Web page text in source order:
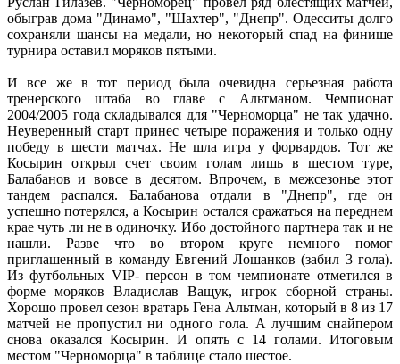
обыграв дома "Динамо", "Шахтер", "Днепр". Одесситы долго
сохраняли шансы на медали, но некоторый спад на финише
турнира оставил моряков пятыми.
И все же в тот период была очевидна серьезная работа
тренерского штаба во главе с Альтманом. Чемпионат
2004/2005 года складывался для "Черноморца" не так удачно.
Неуверенный старт принес четыре поражения и только одну
победу в шести матчах. Не шла игра у форвардов. Тот же
Косырин открыл счет своим голам лишь в шестом туре,
Балабанов и вовсе в десятом. Впрочем, в межсезонье этот
тандем распался. Балабанова отдали в "Днепр", где он
успешно потерялся, а Косырин остался сражаться на переднем
крае чуть ли не в одиночку. Ибо достойного партнера так и не
нашли. Разве что во втором круге немного помог
приглашенный в команду Евгений Лошанков (забил 3 гола).
Из футбольных VIP- персон в том чемпионате отметился в
форме моряков Владислав Ващук, игрок сборной страны.
Хорошо провел сезон вратарь Гена Альтман, который в 8 из 17
матчей не пропустил ни одного гола. А лучшим снайпером
снова оказался Косырин. И опять с 14 голами. Итоговым
местом "Черноморца" в таблице стало шестое.